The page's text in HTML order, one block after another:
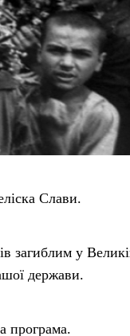
Слави.
загиблим у
держави.
програма.